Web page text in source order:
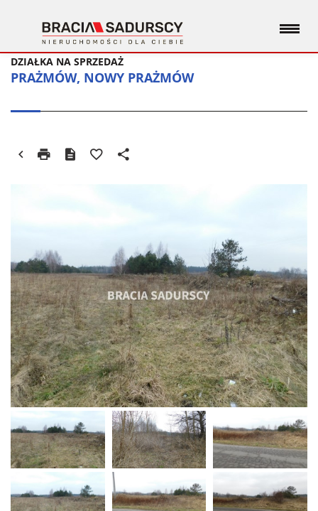
PRAŻMÓW, NOWY PRAŻMÓW
DZIAŁKA NA SPRZEDAŻ